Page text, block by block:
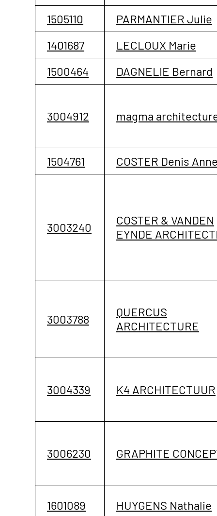
1505110
PARMANTIER Julie
1401687
LECLOUX Marie
1500464
DAGNELIE Bernard
3004912 magma
1504761 COSTER Denis
3003240
COSTER & VANDEN
EYNDE
3003788
QUERCUS
ARCHITECTURE
3004339 K4 ARCHITECTUUR
3006230 GRAPHITE
1601089 HUYGENS Nathalie